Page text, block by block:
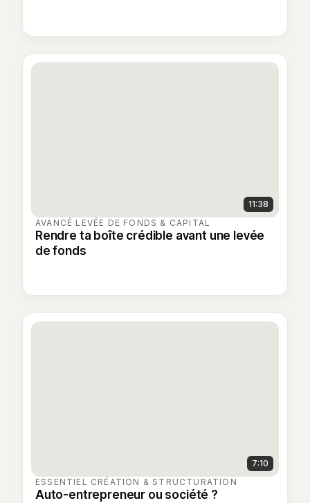
11:38
AVANCÉ· LEVÉE DE FONDS & CAPITAL
Rendre ta boîte crédible avant une levée
de fonds
7:10
ESSENTIEL · CRÉATION & STRUCTURATION
Auto-entrepreneur ou société ?